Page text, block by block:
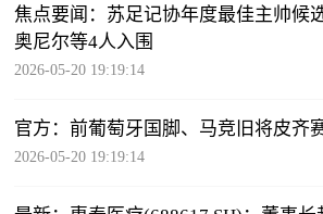
焦点要闻：苏足记协年度最佳主帅候
奥尼尔等4人入围
2026-05-20 19:19:14
官方：前葡萄牙国脚、马竞旧将皮齐
2026-05-20 19:19:14